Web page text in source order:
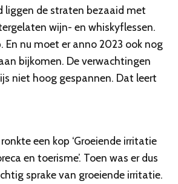
liggen de straten bezaaid met
wijn- en whiskyflessen.
En nu moet er anno 2023 ook nog
bijkomen. De verwachtingen
niet hoog gespannen. Dat leert
een kop ‘Groeiende irritatie
en toerisme’. Toen was er dus
sprake van groeiende irritatie.